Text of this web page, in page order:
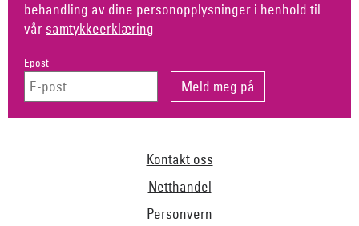
behandling av dine personopplysninger i henhold til
vår samtykkeerklæring
Epost
Kontakt oss
Netthandel
Personvern